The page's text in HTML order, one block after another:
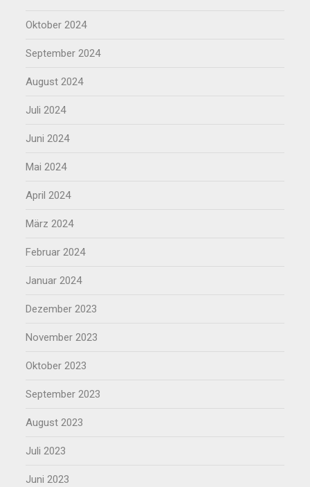
Oktober 2024
September 2024
August 2024
Juli 2024
Juni 2024
Mai 2024
April 2024
März 2024
Februar 2024
Januar 2024
Dezember 2023
November 2023
Oktober 2023
September 2023
August 2023
Juli 2023
Juni 2023